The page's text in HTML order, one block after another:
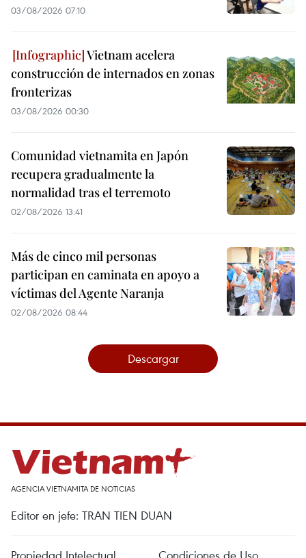
03/08/2026 07:10
Vietnam acelera
construcción de internados en zonas
fronterizas
03/08/2026 00:30
Comunidad vietnamita en Japón
recupera gradualmente la
normalidad tras el terremoto
02/08/2026 13:41
Más de cinco mil personas
participan en caminata en apoyo a
víctimas del Agente Naranja
02/08/2026 08:44
Descargar
AGENCIA VIETNAMITA DE NOTICIAS
Editor en jefe: TRAN TIEN DUAN